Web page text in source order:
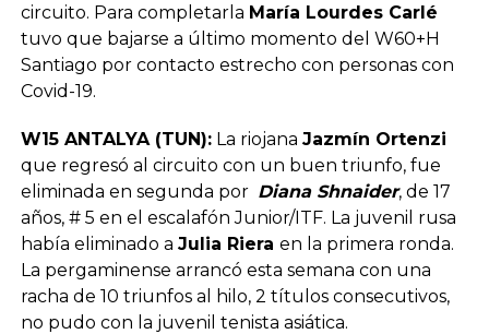
circuito. Para completarla María Lourdes Carlé
tuvo que bajarse a último momento del W60+H
Santiago por contacto estrecho con personas con
Covid-19.
W15 ANTALYA (TUN):La riojana Jazmín Ortenzi
que regresó al circuito con un buen triunfo, fue
eliminada en segunda por Diana Shnaider, de 17
años, # 5 en el escalafón Junior/ITF. La juvenil rusa
había eliminado a Julia Riera en la primera ronda.
La pergaminense arrancó esta semana con una
racha de 10 triunfos al hilo, 2 títulos consecutivos,
no pudo con la juvenil tenista asiática.